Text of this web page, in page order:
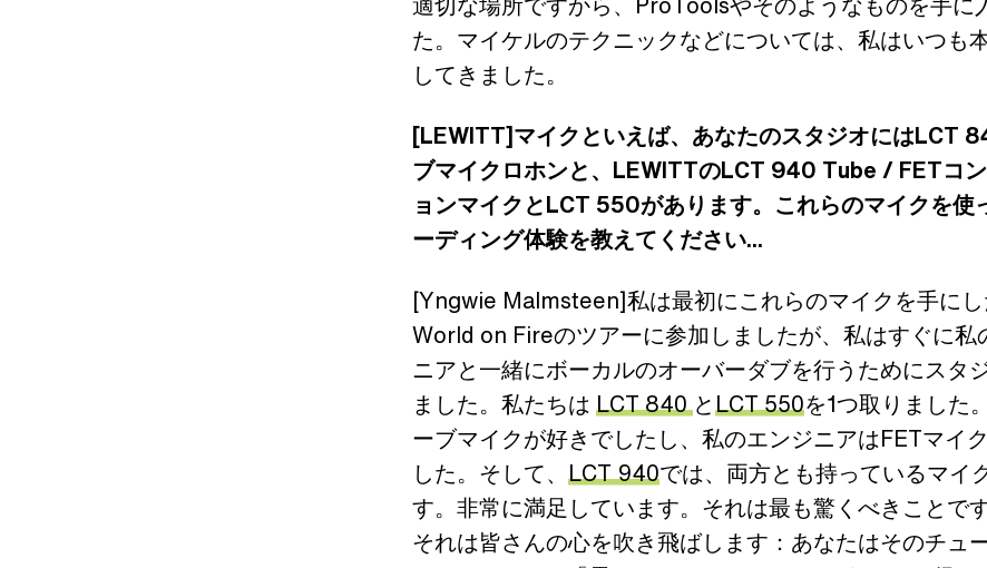
た。マイケルのテクニックなどについては、私はいつも
してきました。
[LEWITT]マイクといえば、あなたのスタジオにはLCT
ブマイクロホンと、LEWITTのLCT 940 Tube / FETコ
ョンマイクとLCT 550があります。これらのマイクを使
ーディング体験を教えてください...
[Yngwie Malmsteen]私は最初にこれらのマイクを手に
World on Fireのツアーに参加しましたが、私はすぐに私
ニアと一緒にボーカルのオーバーダブを行うためにスタ
ました。私たちは LCT 840とLCT 550を1つ取りました
ーブマイクが好きでしたし、私のエンジニアはFETマイ
した。そして、 LCT 940では、両方とも持っているマイ
す。非常に満足しています。それは最も驚くべきことで
それは皆さんの心を吹き飛ばします：あなたはそのチュ